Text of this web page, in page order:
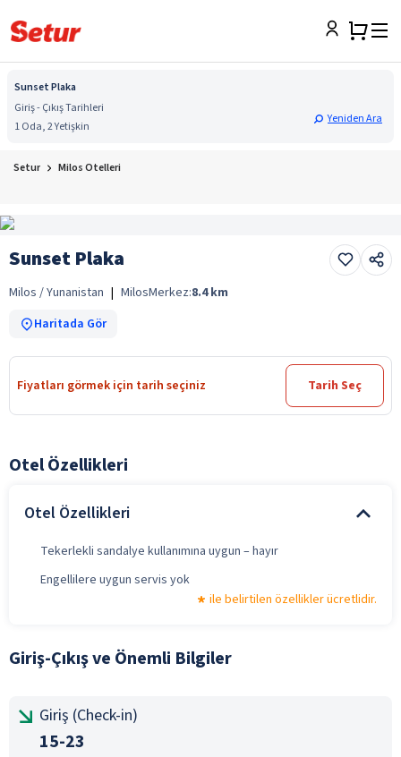
Sunset Plaka
Giriş - Çıkış Tarihleri
1 Oda, 2 Yetişkin
Yeniden Ara
Setur Milos Otelleri
Sunset Plaka
Milos / Yunanistan | MilosMerkez:8.4 km
Haritada Gör
Fiyatları görmek için tarih seçiniz Tarih Seç
Otel Özellikleri
Otel Özellikleri
Tekerlekli sandalye kullanımına uygun – hayır
Engellilere uygun servis yok
ile belirtilen özellikler ücretlidir.
Giriş-Çıkış ve Önemli Bilgiler
Giriş (Check-in)
15-23